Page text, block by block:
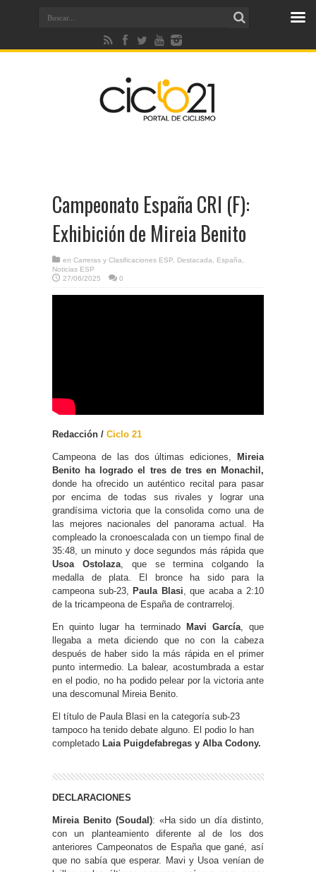
Campeonato España CRI (F):
Exhibición de Mireia Benito
en Carreras y Clasificaciones ESP Destacada España
Noticias ESP
27/06/2025
0
Redacción / Ciclo 21
Campeona de las dos últimas ediciones,
Mireia
Benito ha logrado el tres de tres en Monachil,
donde ha ofrecido un auténtico recital para pasar
por encima de todas sus rivales y lograr una
grandísima victoria que la consolida como una de
las mejores nacionales del panorama actual. Ha
compleado la cronoescalada con un tiempo final de
35:48, un minuto y doce segundos más rápida que
Usoa Ostolaza, que se termina colgando la
medalla de plata. El bronce ha sido para la
campeona sub-23, Paula Blasi, que acaba a 2:10
de la tricampeona de España de contrarreloj.
En quinto lugar ha terminado Mavi García, que
llegaba a meta diciendo que no con la cabeza
después de haber sido la más rápida en el primer
punto intermedio. La balear, acostumbrada a estar
en el podio, no ha podido pelear por la victoria ante
una descomunal Mireia Benito.
El título de Paula Blasi en la categoría sub-23
tampoco ha tenido debate alguno. El podio lo han
completado Laia Puigdefabregas y Alba Codony.
DECLARACIONES
Mireia Benito (Soudal): «Ha sido un día distinto,
con un planteamiento diferente al de los dos
anteriores Campeonatos de España que gané, así
que no sabía que esperar. Mavi y Usoa venían de